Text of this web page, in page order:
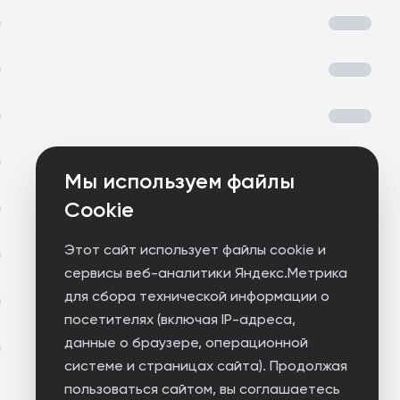
Мы используем файлы
Cookie
Этот сайт использует файлы cookie и
сервисы веб-аналитики Яндекс.Метрика
для сбора технической информации о
посетителях (включая IP-адреса,
данные о браузере, операционной
системе и страницах сайта). Продолжая
пользоваться сайтом, вы соглашаетесь